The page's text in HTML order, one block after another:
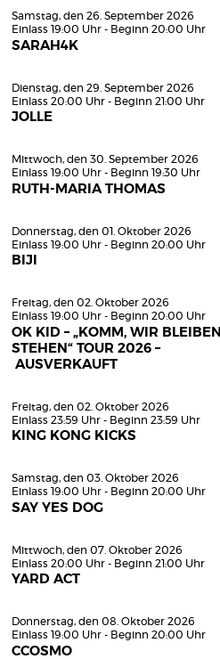
Samstag, den 26. September 2026
Einlass 19:00 Uhr - Beginn 20:00 Uhr
SARAH4K
Dienstag, den 29. September 2026
Einlass 20:00 Uhr - Beginn 21:00 Uhr
JOLLE
Mittwoch, den 30. September 2026
Einlass 19:00 Uhr - Beginn 19:30 Uhr
RUTH-MARIA THOMAS
Donnerstag, den 01. Oktober 2026
Einlass 19:00 Uhr - Beginn 20:00 Uhr
BIJI
Freitag, den 02. Oktober 2026
Einlass 19:00 Uhr - Beginn 20:00 Uhr
OK KID – „KOMM, WIR BLEIBEN
STEHEN“ TOUR 2026 –
AUSVERKAUFT
Freitag, den 02. Oktober 2026
Einlass 23:59 Uhr - Beginn 23:59 Uhr
KING KONG KICKS
Samstag, den 03. Oktober 2026
Einlass 19:00 Uhr - Beginn 20:00 Uhr
SAY YES DOG
Mittwoch, den 07. Oktober 2026
Einlass 20:00 Uhr - Beginn 21:00 Uhr
YARD ACT
Donnerstag, den 08. Oktober 2026
Einlass 19:00 Uhr - Beginn 20:00 Uhr
CCOSMO